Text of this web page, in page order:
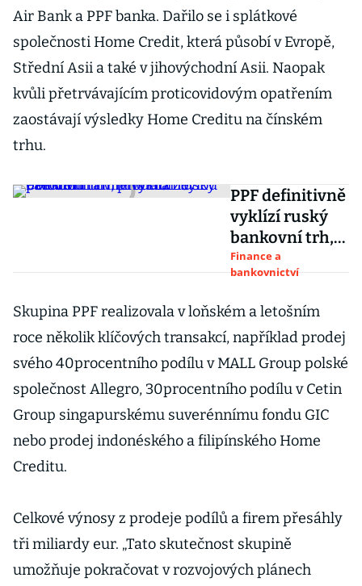
Air Bank a PPF banka. Dařilo se i splátkové
společnosti Home Credit, která působí v Evropě,
Střední Asii a také v jihovýchodní Asii. Naopak
kvůli přetrvávajícím proticovidovým opatřením
zaostávají výsledky Home Creditu na čínském
trhu.
PPF definitivně
vyklízí ruský
bankovní trh,
prodala zbylou
polovinu
tamního Home
Creditu
Finance a
bankovnictví
Skupina PPF realizovala v loňském a letošním
roce několik klíčových transakcí, například prodej
svého 40procentního podílu v MALL Group polské
společnost Allegro, 30procentního podílu v Cetin
Group singapurskému suverénnímu fondu GIC
nebo prodej indonéského a filipínského Home
Creditu.
Celkové výnosy z prodeje podílů a firem přesáhly
tři miliardy eur. „Tato skutečnost skupině
umožňuje pokračovat v rozvojových plánech